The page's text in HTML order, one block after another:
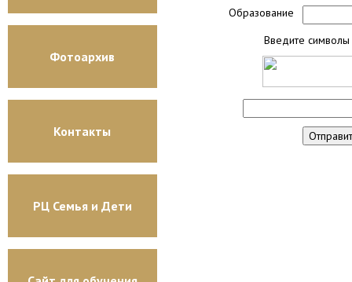
Фотоархив
Контакты
РЦ Семья и Дети
Образование
Введите символы